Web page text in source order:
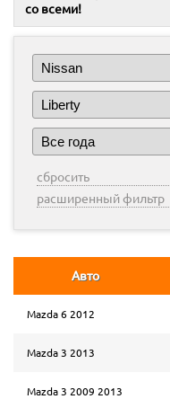
со всеми!
сбросить
расширенный фильтр
Авто
Mazda 6 2012
Mazda 3 2013
Mazda 3 2009 2013